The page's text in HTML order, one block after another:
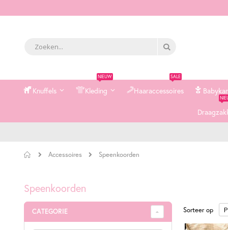
Knuffels Kleding
NIEUW
Haaraccessoires
SALE
HomeAccessoires Speenkoorden
Speenkoorden
Sorteer op
CATEGORIE